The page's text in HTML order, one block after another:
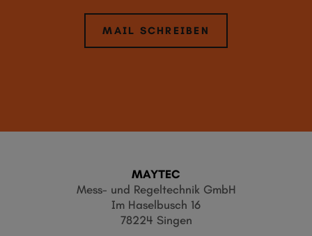
MAIL SCHREIBEN
MAYTEC
Mess- und Regeltechnik GmbH
Im Haselbusch 16
78224 Singen